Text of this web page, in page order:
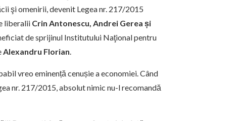
şi omenirii, devenit Legea nr. 217/2015
liberalii Crin Antonescu, Andrei Gerea și
de sprijinul Institutului Naţional pentru
Alexandru Florian.
vreo eminență cenușie a economiei. Când
nr. 217/2015, absolut nimic nu-l recomandă